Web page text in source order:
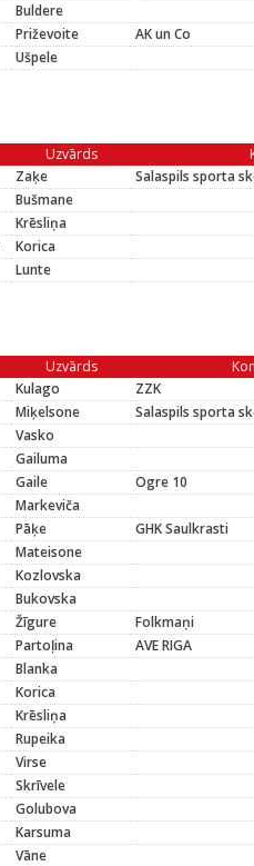
Buldere
Priževoite
AK un Co
Ušpele
Uzvārds
Zaķe
Salaspils sporta
Bušmane
Krēsliņa
Korica
Lunte
Uzvārds
Kulago
ZZK
Miķelsone
Salaspils sporta
Vasko
Gailuma
Gaile
Ogre 10
Markeviča
Pāķe
GHK Saulkrasti
Mateisone
Kozlovska
Bukovska
Žīgure
Folkmaņi
Partoļina
AVE RIGA
Blanka
Korica
Krēsliņa
Rupeika
Virse
Skrīvele
Golubova
Karsuma
Vāne